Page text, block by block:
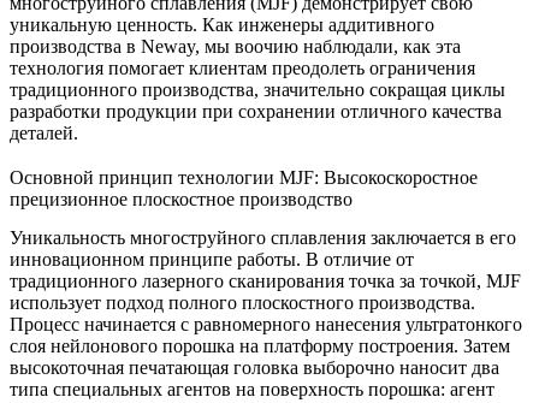
уникальную ценность. Как инженеры аддитивного
производства в Neway, мы воочию наблюдали, как эта
технология помогает клиентам преодолеть ограничения
традиционного производства, значительно сокращая циклы
разработки продукции при сохранении отличного качества
деталей.
Основной принцип технологии MJF: Высокоскоростное
прецизионное плоскостное производство
Уникальность многоструйного сплавления заключается в его
инновационном принципе работы. В отличие от
традиционного лазерного сканирования точка за точкой, MJF
использует подход полного плоскостного производства.
Процесс начинается с равномерного нанесения ультратонкого
слоя нейлонового порошка на платформу построения. Затем
высокоточная печатающая головка выборочно наносит два
типа специальных агентов на поверхность порошка: агент